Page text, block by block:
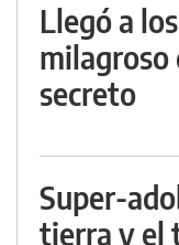
Llegó a
milagroso
secreto
Super-
tierra y el